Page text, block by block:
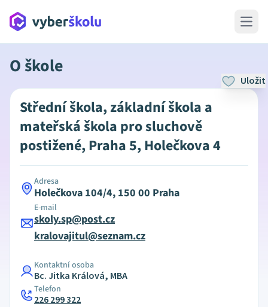
Open
O škole
Uložit
Střední škola, základní škola a
mateřská škola pro sluchově
postižené, Praha 5, Holečkova 4
Adresa
Holečkova 104/4, 150 00 Praha
E-mail
skoly.sp@post.cz
kralovajitul@seznam.cz
Kontaktní osoba
Bc. Jitka Králová, MBA
Telefon
226 299 322